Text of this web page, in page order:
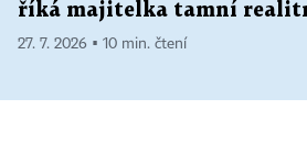
říká majitelka tamní
27. 7. 2026 ▪ 10 min. čtení